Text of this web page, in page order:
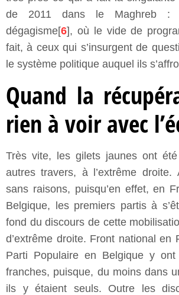
de 2011 dans le Maghreb :
dégagisme[6], où le vide de
fait, à ceux qui s’insurgent de
le système politique auquel ils
Quand la
rien à voir avec
Très vite, les gilets jaunes ont
autres travers, à l’extrême
sans raisons, puisqu’en effet, en
Belgique, les premiers partis à
fond du discours de cette
d’extrême droite. Front national en
Parti Populaire en Belgique y
franches, puisque, du moins dans
ils y étaient seuls. Outre les